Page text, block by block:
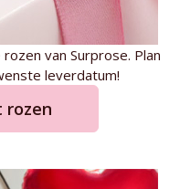
van Surprose. Plan
leverdatum!
rozen